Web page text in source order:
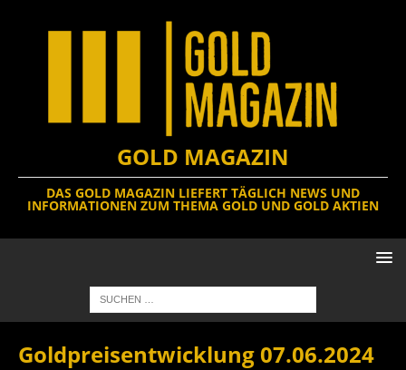
GOLD MAGAZIN
DAS GOLD MAGAZIN LIEFERT TÄGLICH NEWS UND
INFORMATIONEN ZUM THEMA GOLD UND GOLD AKTIEN
Goldpreisentwicklung 07.06.2024